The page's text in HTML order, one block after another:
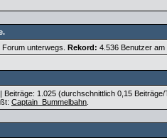
unterwegs. Rekord: 4.536 Benutzer am
Beiträge: 1.025 (durchschnittlich 0,15 Beiträge/
Captain_Bummelbahn